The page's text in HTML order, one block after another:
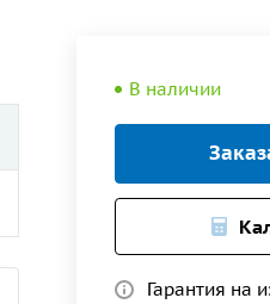
В наличии
Гарантия на